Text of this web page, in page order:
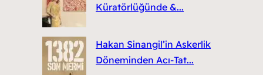
Küratörlüğünde &...
Hakan Sinangil’in Askerlik
Döneminden Acı-Tat...